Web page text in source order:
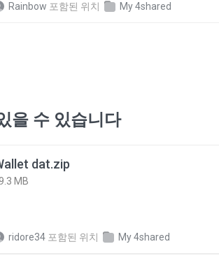
Rainbow 포함된 위치 My 4shared
을 수 있습니다
dat.zip
MB
ridore34 포함된 위치 My 4shared